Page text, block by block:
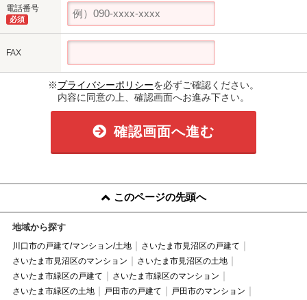
電話番号
必須
FAX
※プライバシーポリシーを必ずご確認ください。
内容に同意の上、確認画面へお進み下さい。
確認画面へ進む
このページの先頭へ
地域から探す
川口市の戸建て/マンション/土地
さいたま市見沼区の戸建て
さいたま市見沼区のマンション
さいたま市見沼区の土地
さいたま市緑区の戸建て
さいたま市緑区のマンション
さいたま市緑区の土地
戸田市の戸建て
戸田市のマンション